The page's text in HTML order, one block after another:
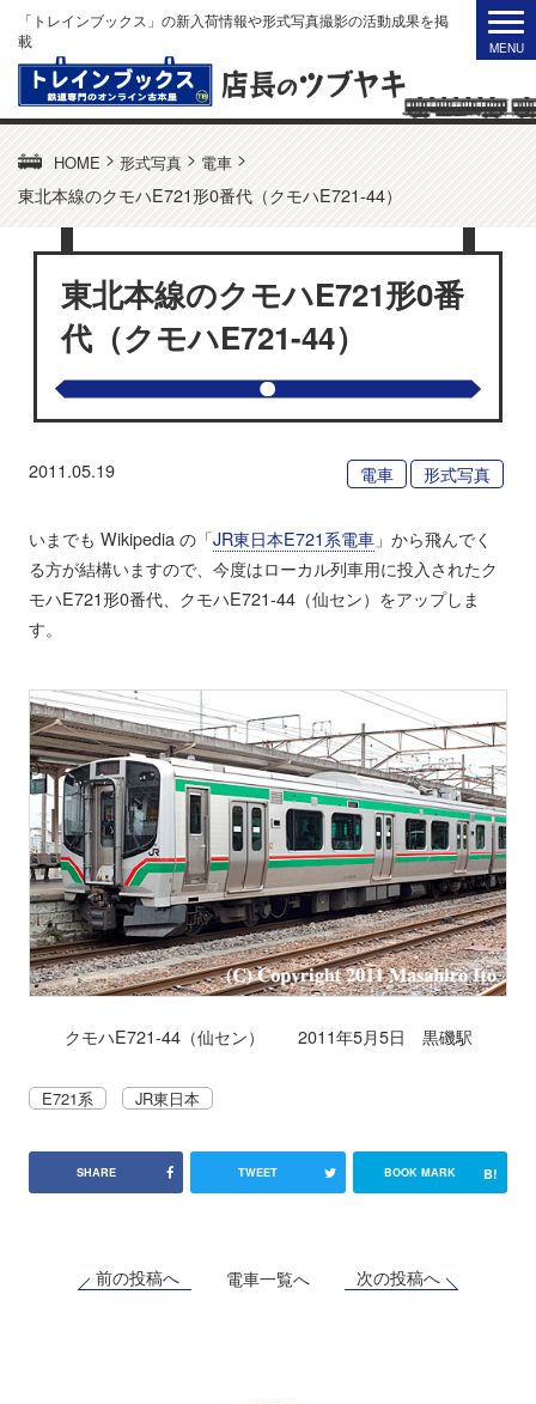
「トレインブックス」の新入荷情報や形式写真撮影の活動成果を掲
載
HOME > 形式写真 > 電車 >
東北本線のクモハE721形0番代（クモハE721-44）
東北本線のクモハE721形0番
代（クモハE721-44）
2011.05.19 電車 形式写真
いまでも Wikipedia の「JR東日本E721系電車」から飛んでく
る方が結構いますので、今度はローカル列車用に投入されたク
モハE721形0番代、クモハE721-44（仙セン）をアップしま
す。
クモハE721-44（仙セン） 2011年5月5日 黒磯駅
E721系 JR東日本
SHARE TWEET BOOK MARK B!
前の投稿へ 電車一覧へ 次の投稿へ